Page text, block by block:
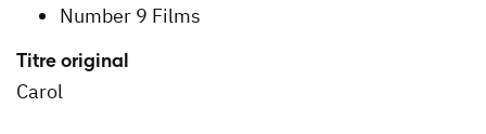
Number 9 Films
Titre original
Carol